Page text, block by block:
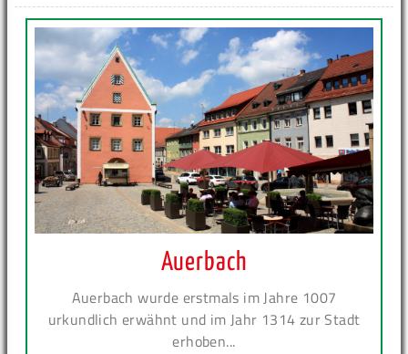
Auerbach
Auerbach wurde erstmals im Jahre 1007
urkundlich erwähnt und im Jahr 1314 zur Stadt
erhoben...